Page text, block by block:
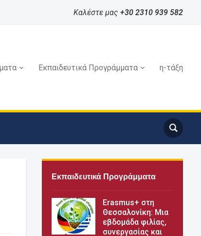
Καλέστε μας +30 2310 939 582
Εκπαιδευτικά Προγράμματα η-τάξη
Εκπαιδευτικά Προγράμματα
Erasmus+ στη
Θεσσαλονίκη: Μια
εβδομάδα φιλίας,
συνεργασίας και